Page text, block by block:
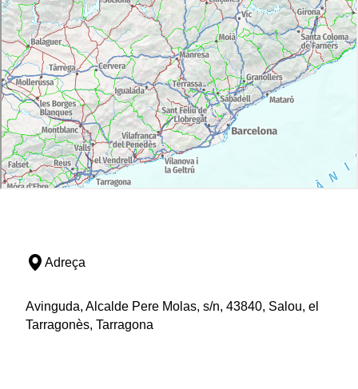
Adreça
Avinguda, Alcalde Pere Molas, s/n, 43840, Salou, el
Tarragonès, Tarragona